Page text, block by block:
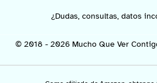
¿Dudas, consultas, datos
© 2018 - 2026 Mucho Que Ver